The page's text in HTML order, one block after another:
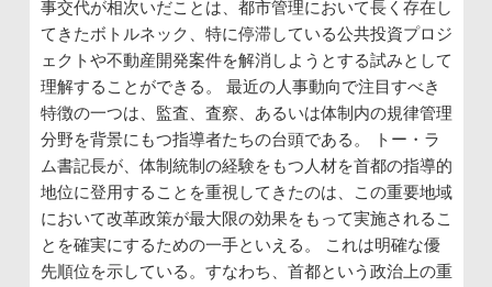
事交代が相次いだことは、都市管理において長く存在し
てきたボトルネック、特に停滞している公共投資プロジ
ェクトや不動産開発案件を解消しようとする試みとして
理解することができる。 最近の人事動向で注目すべき
特徴の一つは、監査、査察、あるいは体制内の規律管理
分野を背景にもつ指導者たちの台頭である。 トー・ラ
ム書記長が、体制統制の経験をもつ人材を首都の指導的
地位に登用することを重視してきたのは、この重要地域
において改革政策が最大限の効果をもって実施されるこ
とを確実にするための一手といえる。 これは明確な優
先順位を示している。すなわち、首都という政治上の重